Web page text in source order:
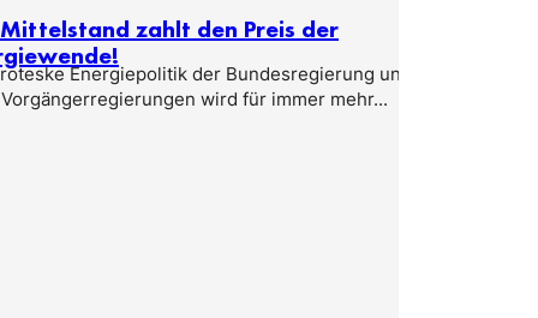
zahlt den Preis der
Energiepolitik der Bundesregierung und
wird für immer mehr...